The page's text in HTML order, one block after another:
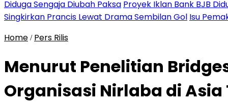
Diduga Sengaja Diubah Paksa Proyek Iklan Bank BJB
Singkirkan Prancis Lewat Drama Sembilan Gol Isu
Home / Pers Rilis
Menurut Penelitian
Organisasi Nirlaba di Asia